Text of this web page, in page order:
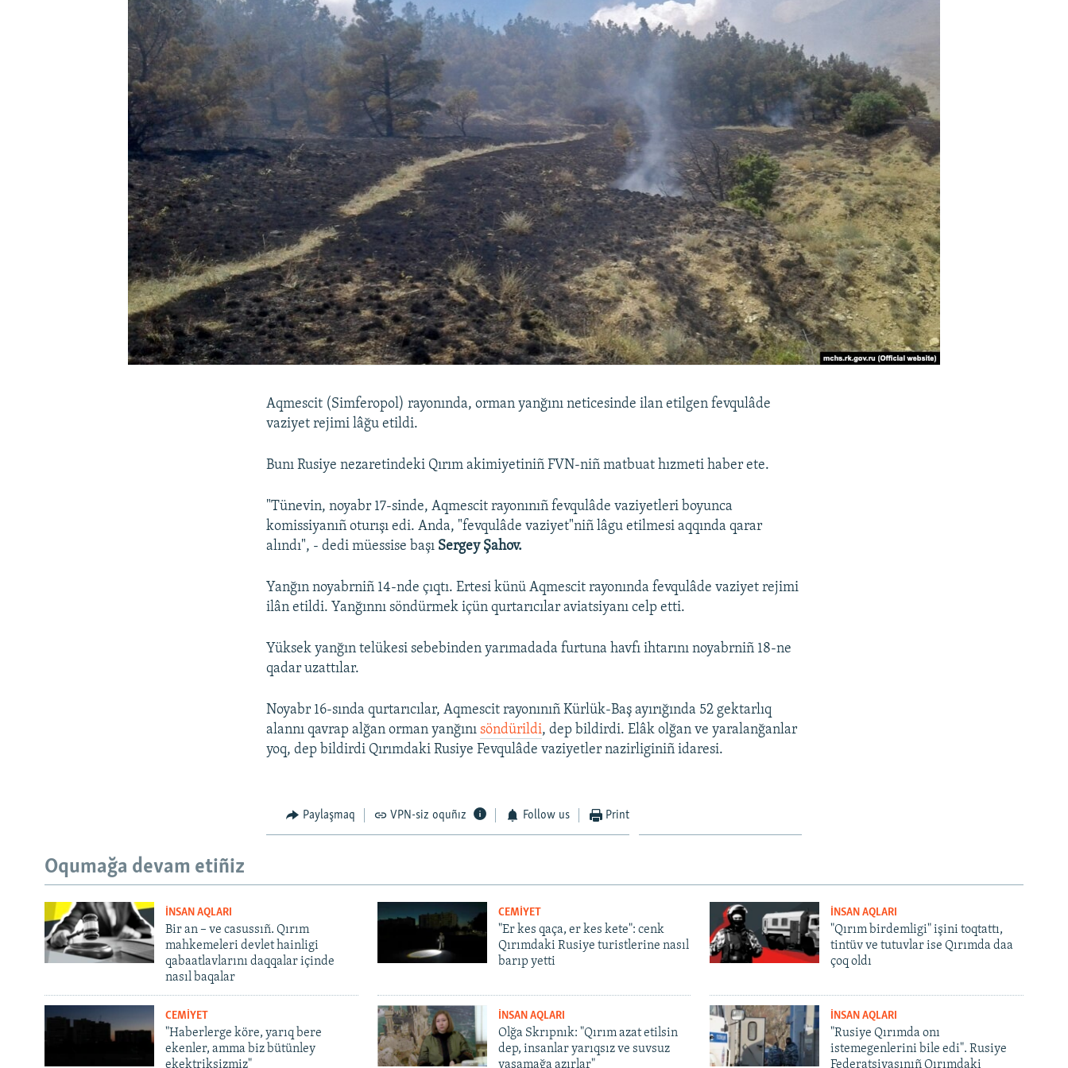
Aqmescit (Simferopol) rayonında, orman yanğını neticesinde ilan etilgen fevqulâde
vaziyet rejimi lâğu etildi.
Bunı Rusiye nezaretindeki Qırım akimiyetiniñ FVN-niñ matbuat hızmeti haber ete.
"Tünevin, noyabr 17-sinde, Aqmescit rayonınıñ fevqulâde vaziyetleri boyunca
komissiyanıñ oturışı edi. Anda, "fevqulâde vaziyet"niñ lâgu etilmesi aqqında qarar
alındı", - dedi müessise başı Sergey Şahov.
Yanğın noyabrniñ 14-nde çıqtı. Ertesi künü Aqmescit rayonında fevqulâde vaziyet rejimi
ilân etildi. Yanğınnı söndürmek içün qurtarıcılar aviatsiyanı celp etti.
Yüksek yanğın telükesi sebebinden yarımadada furtuna havfı ihtarını noyabrniñ 18-ne
qadar uzattılar.
Noyabr 16-sında qurtarıcılar, Aqmescit rayonınıñ Kürlük-Baş ayırığında 52 gektarlıq
alannı qavrap alğan orman yanğınısöndürildi, dep bildirdi. Elâk olğan ve yaralanğanlar
yoq, dep bildirdi Qırımdaki Rusiye Fevqulâde vaziyetler nazirliginiñ idaresi.
Paylaşmaq VPN-siz oquñız Follow us Print
Oqumağa devam etiñiz
İNSAN AQLARI
Bir an – ve casussıñ. Qırım
mahkemeleri devlet hainligi
qabaatlavlarını daqqalar içinde
nasıl baqalar
CEMİYET
"Er kes qaça, er kes kete": cenk
Qırımdaki Rusiye turistlerine nasıl
barıp yetti
İNSAN AQLARI
"Qırım birdemligi" işini toqtattı,
tintüv ve tutuvlar ise Qırımda daa
çoq oldı
CEMİYET
"Haberlerge köre, yarıq bere
ekenler, amma biz bütünley
ekektriksizmiz"
İNSAN AQLARI
Olğa Skrıpnık: "Qırım azat etilsin
dep, insanlar yarıqsız ve suvsuz
yaşamağa azırlar"
İNSAN AQLARI
"Rusiye Qırımda onı
istemegenlerini bile edi". Rusiye
Federatsiyasınıñ Qırımdaki